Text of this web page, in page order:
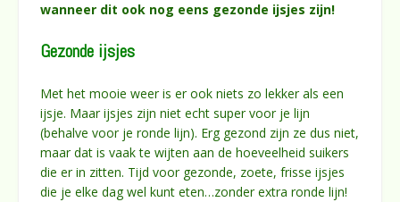
wanneer dit ook nog eens gezonde ijsjes zijn!
Gezonde ijsjes
Met het mooie weer is er ook niets zo lekker als een
ijsje. Maar ijsjes zijn niet echt super voor je lijn
(behalve voor je ronde lijn). Erg gezond zijn ze dus niet,
maar dat is vaak te wijten aan de hoeveelheid suikers
die er in zitten. Tijd voor gezonde, zoete, frisse ijsjes
die je elke dag wel kunt eten…zonder extra ronde lijn!